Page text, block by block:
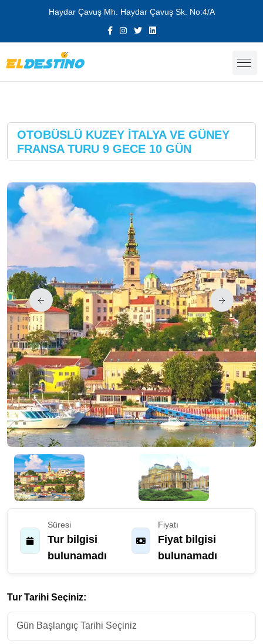
Haydar Çavuş Mh. Haydar Çavuş Sk. No:4/A
OTOBÜSLÜ KUZEY İTALYA VE GÜNEY
FRANSA TURU 9 GECE 10 GÜN
Süresi
Tur bilgisi
bulunamadı
Fiyatı
Fiyat bilgisi
bulunamadı
Tur Tarihi Seçiniz: